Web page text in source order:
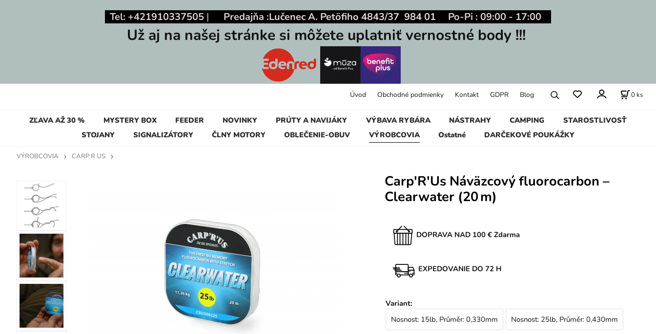
Tel: +421910337505 | Predajňa :Lučenec A. Petöfiho 4843/37 984 01 Po-Pi : 09:00 - 17:00
Už aj na našej stránke si môžete uplatniť vernostné body !!!
ZĽAVA AŽ 30 % MYSTERY BOX FEEDER NOVINKY PRÚTY A NAVIJÁKY VÝBAVA RYBÁRA NÁSTRAHY CAMPING
STAROSTLIVOSŤ
STOJANY
SIGNALIZÁTORY ČLNY MOTORY OBLEČENIE-OBUV VÝROBCOVIA Ostatné DARČEKOVÉ POUKÁŽKY
Úvod Obchodné podmienky Kontakt GDPR Blog 0 ks
VÝROBCOVIA CARP R US
Carp'R'Us Náväzcový fluorocarbon –
Clearwater (20 m)
DOPRAVA NAD 100 € Zdarma
EXPEDOVANIE DO 72 H
Variant:
Nosnost: 15lb, Průměr: 0,330mm
Nosnost: 25lb, Průměr: 0,430mm